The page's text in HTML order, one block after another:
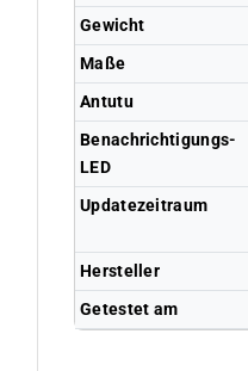
Gewicht
Maße
Antutu
Benachrichtigungs-
LED
Updatezeitraum
Hersteller
Getestet am